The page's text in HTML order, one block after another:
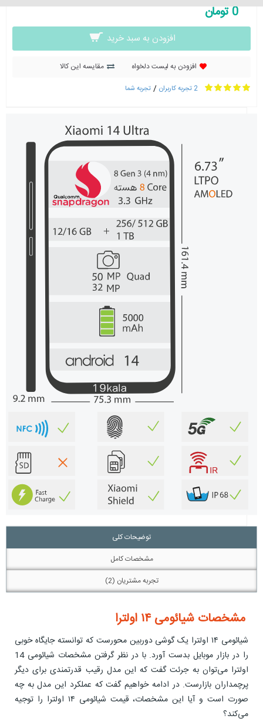
0 تومان
افزودن به سبد خرید
افزودن به لیست دلخواه مقایسه این کالا
2 تجربه کاربران / تجربه شما
توضیحات کلی
مشخصات کامل
تجربه مشتریان (2)
مشخصات شیائومی ۱۴ اولترا
شیائومی ۱۴ اولترا یک گوشی دوربین محورست که توانسته جایگاه خوبی
را در بازار موبایل بدست آورد. با در نظر گرفتن مشخصات شیائومی 14
اولترا می‌توان به جرئت گفت که این مدل رقیب قدرتمندی برای دیگر
پرچمداران بازارست. در ادامه خواهیم گفت که عملکرد این مدل به چه
صورت است و آیا این مشخصات، قیمت شیائومی ۱۴ اولترا را توجیه
می‌کند؟